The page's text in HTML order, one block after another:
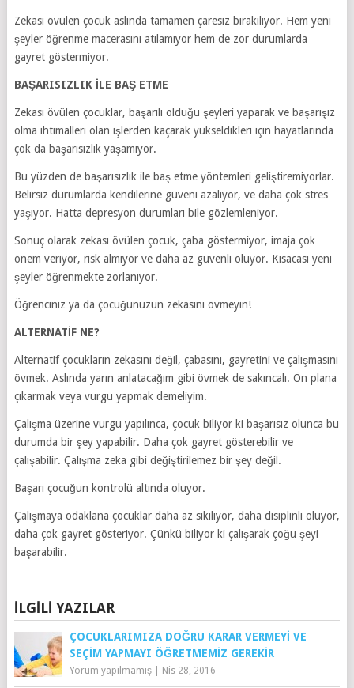
Zekası övülen çocuk aslında tamamen çaresiz bırakılıyor. Hem yeni
şeyler öğrenme macerasını atılamıyor hem de zor durumlarda
gayret göstermiyor.
BAŞARISIZLIK İLE BAŞ ETME
Zekası övülen çocuklar, başarılı olduğu şeyleri yaparak ve başarışız
olma ihtimalleri olan işlerden kaçarak yükseldikleri için hayatlarında
çok da başarısızlık yaşamıyor.
Bu yüzden de başarısızlık ile baş etme yöntemleri geliştiremiyorlar.
Belirsiz durumlarda kendilerine güveni azalıyor, ve daha çok stres
yaşıyor. Hatta depresyon durumları bile gözlemleniyor.
Sonuç olarak zekası övülen çocuk, çaba göstermiyor, imaja çok
önem veriyor, risk almıyor ve daha az güvenli oluyor. Kısacası yeni
şeyler öğrenmekte zorlanıyor.
Öğrenciniz ya da çocuğunuzun zekasını övmeyin!
ALTERNATİF NE?
Alternatif çocukların zekasını değil, çabasını, gayretini ve çalışmasını
övmek. Aslında yarın anlatacağım gibi övmek de sakıncalı. Ön plana
çıkarmak veya vurgu yapmak demeliyim.
Çalışma üzerine vurgu yapılınca, çocuk biliyor ki başarısız olunca bu
durumda bir şey yapabilir. Daha çok gayret gösterebilir ve
çalışabilir. Çalışma zeka gibi değiştirilemez bir şey değil.
Başarı çocuğun kontrolü altında oluyor.
Çalışmaya odaklana çocuklar daha az sıkılıyor, daha disiplinli oluyor,
daha çok gayret gösteriyor. Çünkü biliyor ki çalışarak çoğu şeyi
başarabilir.
İLGILI YAZILAR
ÇOCUKLARIMIZA DOĞRU KARAR VERMEYI VE
SEÇIM YAPMAYI ÖĞRETMEMIZ GEREKIR
Yorum yapılmamış| Nis 28, 2016